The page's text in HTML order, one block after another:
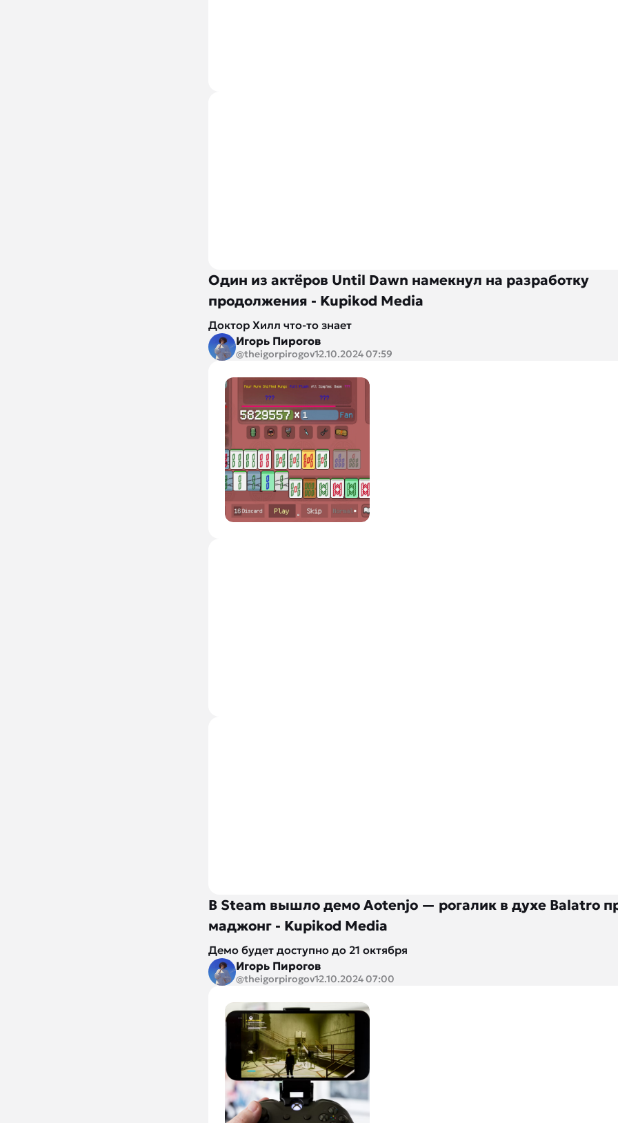
Один из актёров Until Dawn намекнул на разработку
продолжения - Kupikod Media
Доктор Хилл что-то знает
Игорь Пирогов
@theigorpirogov12.10.2024 07:59
В Steam вышло демо Aotenjo — рогалик в духе Balatro
маджонг - Kupikod Media
Демо будет доступно до 21 октября
Игорь Пирогов
@theigorpirogov12.10.2024 07:00